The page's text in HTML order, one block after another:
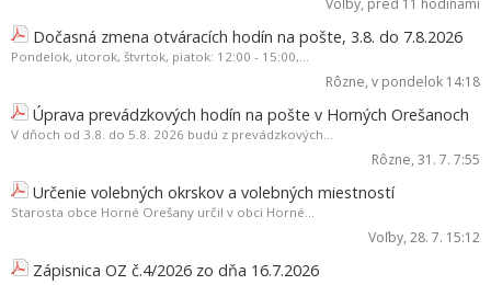
Voľby, pred 11 hodinami
Dočasná zmena otváracích hodín na pošte, 3.8. do 7.8.2026
Pondelok, utorok, štvrtok, piatok: 12:00 - 15:00,...
Rôzne, v pondelok 14:18
Úprava prevádzkových hodín na pošte v Horných Orešanoch
V dňoch od 3.8. do 5.8. 2026 budú z prevádzkových...
Rôzne, 31. 7. 7:55
Určenie volebných okrskov a volebných miestností
Starosta obce Horné Orešany určil v obci Horné...
Voľby, 28. 7. 15:12
Zápisnica OZ č.4/2026 zo dňa 16.7.2026